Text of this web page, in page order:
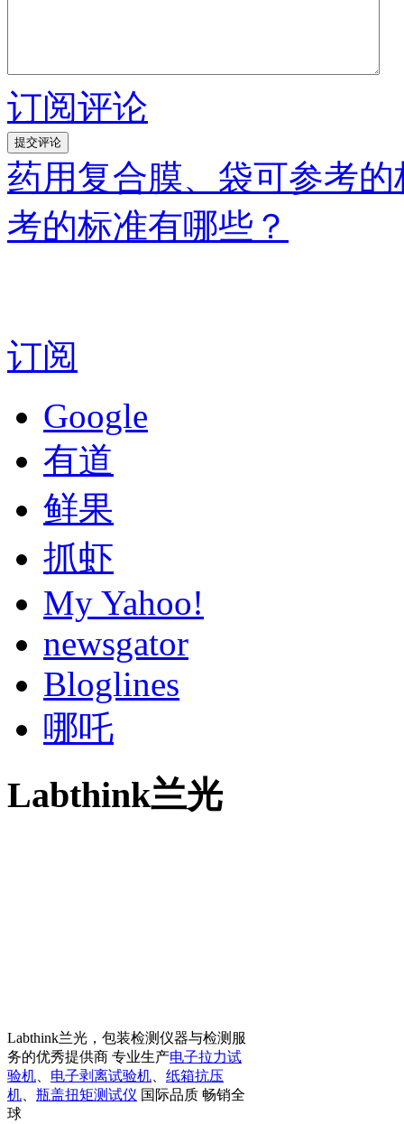
订阅评论
药用复合膜、袋可参考
考的标准有哪些？
订阅
Google
有道
鲜果
抓虾
My Yahoo!
newsgator
Bloglines
哪吒
Labthink兰光
Labthink兰光，包装检测仪器与检测服
务的优秀提供商 专业生产电子拉力试
验机
电子剥离试验机
纸箱抗压
机
瓶盖扭矩测试仪 国际品质 畅销全
球